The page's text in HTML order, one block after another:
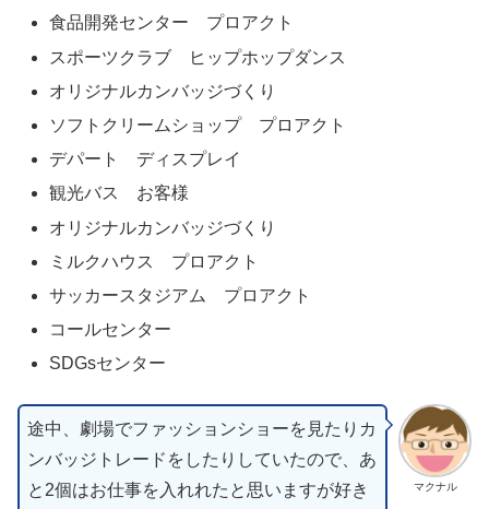
食品開発センター プロアクト
スポーツクラブ ヒップホップダンス
オリジナルカンバッジづくり
ソフトクリームショップ プロアクト
デパート ディスプレイ
観光バス お客様
オリジナルカンバッジづくり
ミルクハウス プロアクト
サッカースタジアム プロアクト
コールセンター
SDGsセンター
マクナル
途中、劇場でファッションショーを見たりカ
ンバッジトレードをしたりしていたので、あ
と2個はお仕事を入れれたと思いますが好き